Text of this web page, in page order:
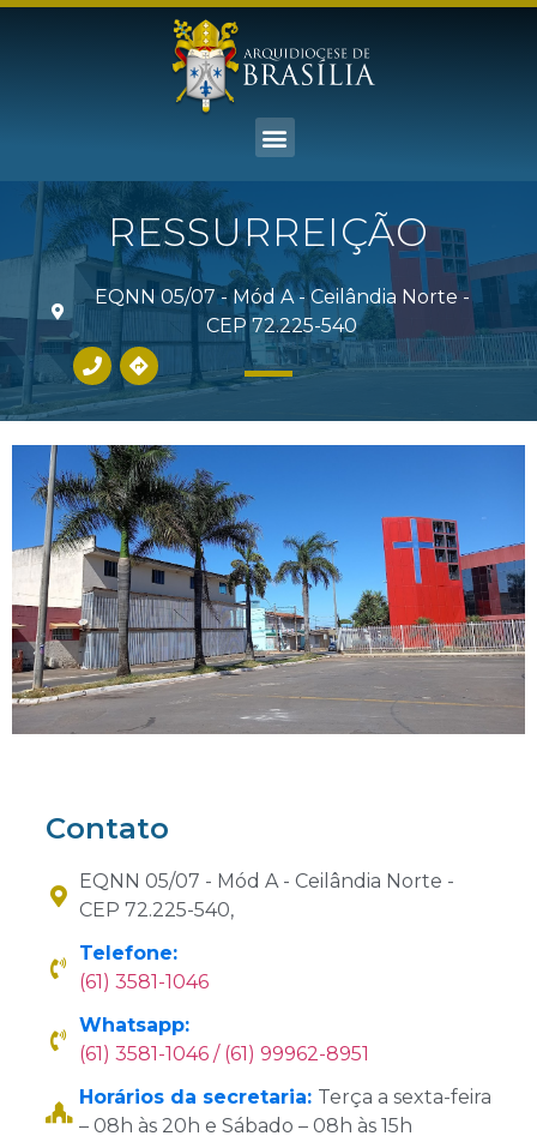
RESSURREIÇÃO
EQNN 05/07 - Mód A - Ceilândia Norte -
CEP 72.225-540
Contato
EQNN 05/07 - Mód A - Ceilândia Norte -
CEP 72.225-540,
Telefone:
(61) 3581-1046
Whatsapp:
(61) 3581-1046 / (61) 99962-8951
Horários da secretaria: Terça a sexta-feira
– 08h às 20h e Sábado – 08h às 15h